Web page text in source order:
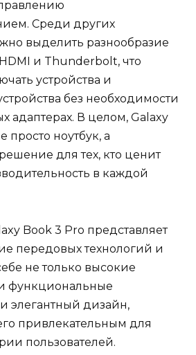
Среди других
выделить разнообразие
и Thunderbolt, что
устройства и
без необходимости
адаптерах. В целом, Galaxy
просто ноутбук, а
для тех, кто ценит
в каждой
Book 3 Pro представляет
передовых технологий и
не только высокие
функциональные
элегантный дизайн,
привлекательным для
пользователей.